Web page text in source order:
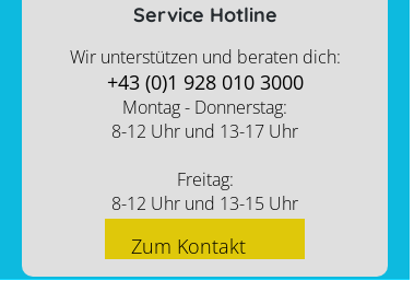
Service Hotline
Wir unterstützen und beraten dich:
+43 (0)1 928 010 3000
Montag - Donnerstag:
8-12 Uhr und 13-17 Uhr
Freitag:
8-12 Uhr und 13-15 Uhr
Zum Kontakt